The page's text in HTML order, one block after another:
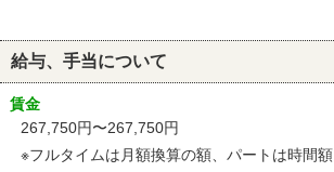
給与、手当について
賃金
267,750円〜267,750円
※フルタイムは月額換算の額、パートは時間額